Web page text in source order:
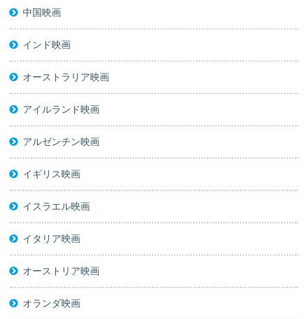
中国映画
インド映画
オーストラリア映画
アイルランド映画
アルゼンチン映画
イギリス映画
イスラエル映画
イタリア映画
オーストリア映画
オランダ映画